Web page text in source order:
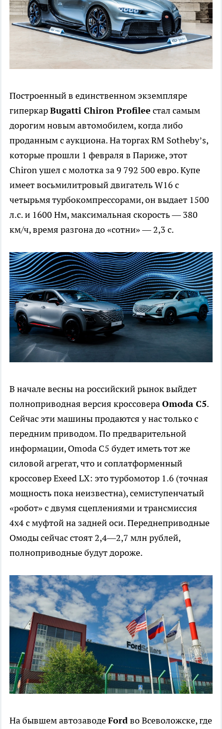
Построенный в единственном экземпляре
гиперкарBugatti Chiron Profilee стал самым
дорогим новым автомобилем, когда либо
проданным с аукциона. На торгах RM Sotheby’s,
которые прошли 1 февраля в Париже, этот
Chiron ушел с молотка за 9 792 500 евро. Купе
имеет восьмилитровый двигатель W16 с
четырьмя турбокомпрессорами, он выдает 1500
л.с. и 1600 Нм, максимальная скорость — 380
км/ч, время разгона до «сотни» — 2,3 с.
В начале весны на российский рынок выйдет
полноприводная версия кроссовераOmoda C5.
Сейчас эти машины продаются у нас только с
передним приводом. По предварительной
информации, Omoda C5 будет иметь тот же
силовой агрегат, что и соплатформенный
кроссовер Exeed LX: это турбомотор 1.6 (точная
мощность пока неизвестна), семиступенчатый
«робот» с двумя сцеплениями и трансмиссия
4х4 с муфтой на задней оси. Переднеприводные
Омоды сейчас стоят 2,4—2,7 млн рублей,
полноприводные будут дороже.
На бывшем автозаводеFordво Всеволожске, где